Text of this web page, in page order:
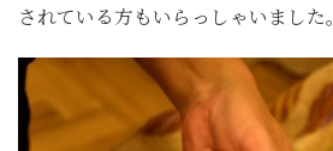
されている方もいらっしゃいました。